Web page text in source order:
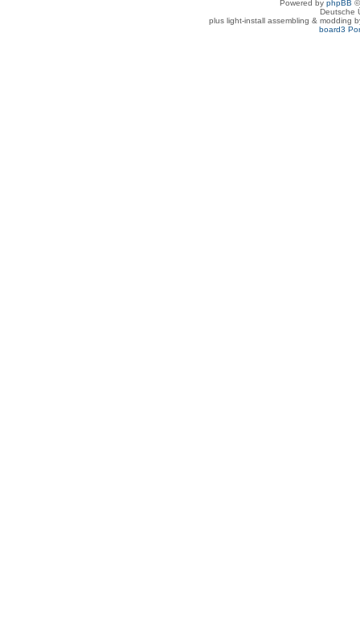
Powered by phpBB
Deutsche
plus light-install assembling & modding
board3